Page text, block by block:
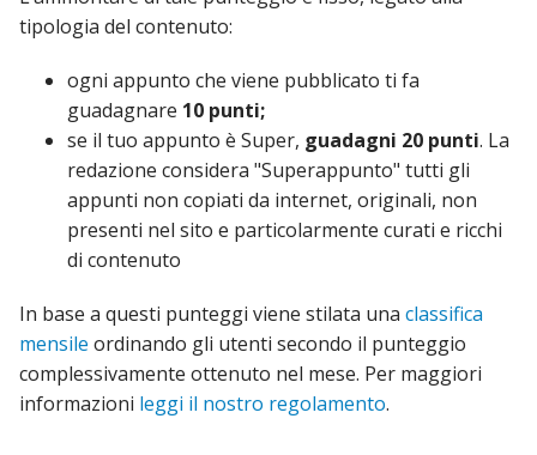
tipologia del contenuto:
ogni appunto che viene pubblicato ti fa
guadagnare 10 punti;
se il tuo appunto è Super, guadagni 20 punti. La
redazione considera "Superappunto" tutti gli
appunti non copiati da internet, originali, non
presenti nel sito e particolarmente curati e ricchi
di contenuto
In base a questi punteggi viene stilata una classifica
mensile ordinando gli utenti secondo il punteggio
complessivamente ottenuto nel mese. Per maggiori
informazioni leggi il nostro regolamento.